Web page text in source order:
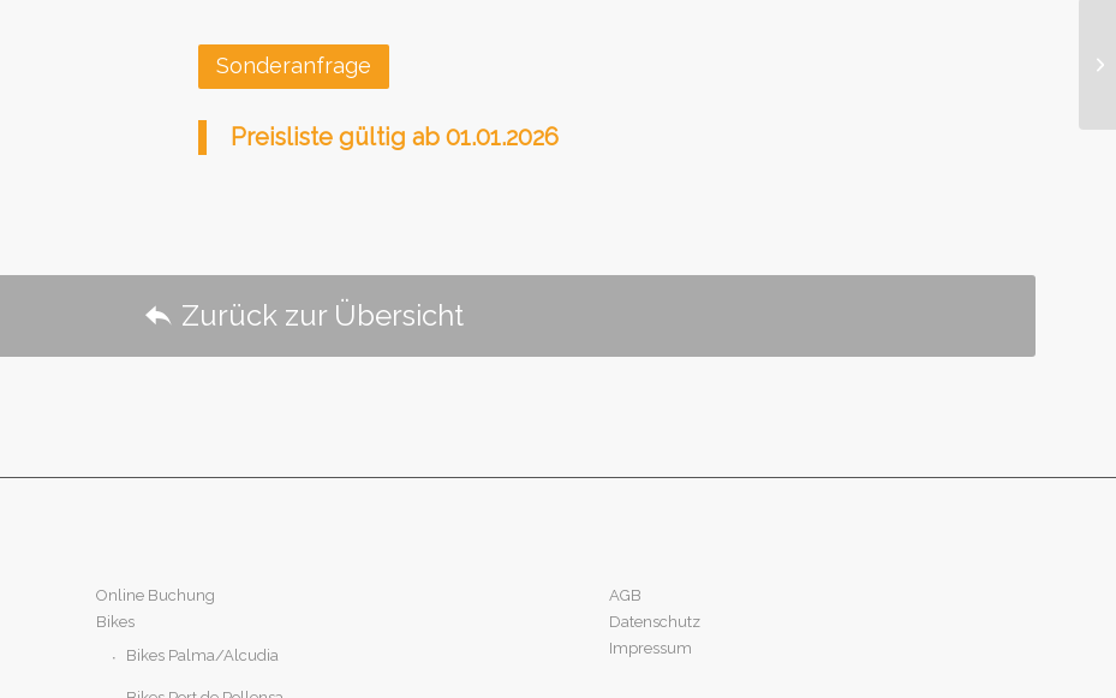
Sonderanfrage
Preisliste gültig ab 01.01.2026
Zurück zur Übersicht
Online Buchung
Bikes
Bikes Palma/Alcudia
AGB
Datenschutz
Impressum